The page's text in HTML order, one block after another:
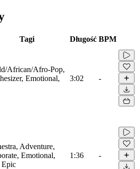
Tagi Długość BPM
African/Afro-Pop,
Emotional,
3:02 -
Adventure,
Emotional,
Epic
1:36 -